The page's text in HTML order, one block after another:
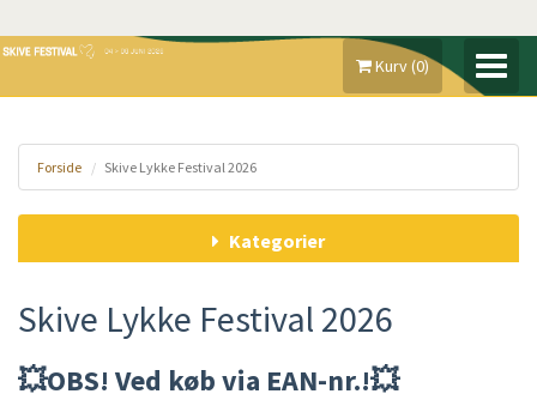
Kurv(0)
GAVEKORT
SKIVE FESTIVAL 2026
FAQ
Forside Skive Lykke Festival 2026
Kategorier
Skive Lykke Festival 2026
💥OBS! Ved køb via EAN-nr.!💥